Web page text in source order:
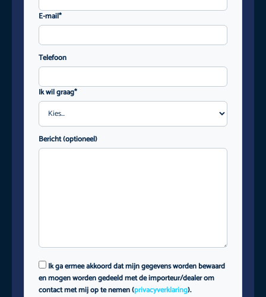
E-mail*
Telefoon
Ik wil graag*
Bericht (optioneel)
Ik ga ermee akkoord dat mijn gegevens worden bewaard
en mogen worden gedeeld met de importeur/dealer om
contact met mij op te nemen (privacyverklaring).